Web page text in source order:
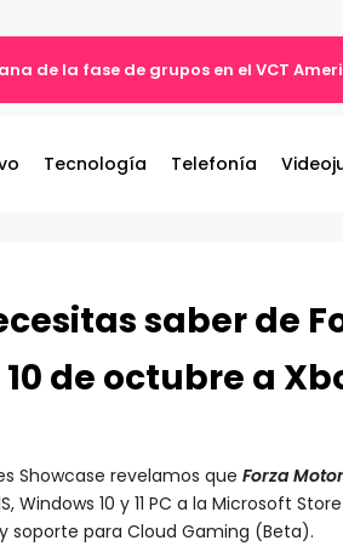
de la fase de grupos en el VCT
Tecnología Telefonía
saber de
de octubre a
Showcase revelamos que Forza
Windows 10 y 11 PC a la Microsoft
y soporte para Cloud Gaming (Beta).